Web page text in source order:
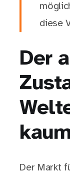
diese
Der
Der Markt